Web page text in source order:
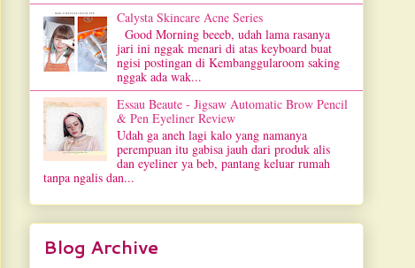
Calysta Skincare Acne Series
Good Morning beeeb, udah lama rasanya
jari ini nggak menari di atas keyboard buat
ngisi postingan di Kembanggularoom saking
nggak ada wak...
Essau Beaute - Jigsaw Automatic Brow Pencil
& Pen Eyeliner Review
Udah ga aneh lagi kalo yang namanya
perempuan itu gabisa jauh dari produk alis
dan eyeliner ya beb, pantang keluar rumah
tanpa ngalis dan...
Blog Archive